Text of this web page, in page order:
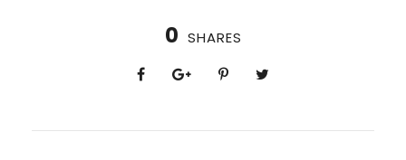
0 SHARES